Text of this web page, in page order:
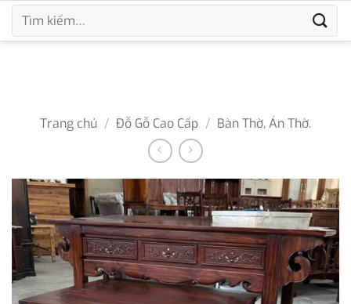
Bỏ Tìm
Trang chủ / Đỗ Gỗ Cao Cấp / Bàn Thờ, Án Thờ.